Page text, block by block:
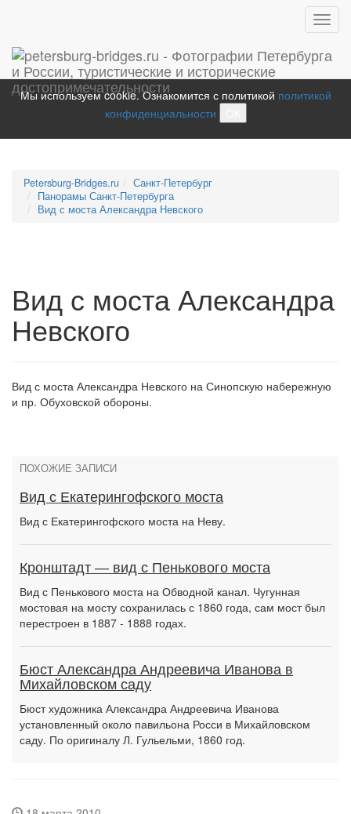
Мы используем cookie. Ознакомится с политикой политикой
конфиденциальности
Petersburg-Bridges.ru
Санкт-Петербург
Панорамы Санкт-Петербурга
Вид с моста Александра Невского
Вид с моста Александра
Невского
Вид с моста Александра Невского на Синопскую набережную
и пр. Обуховской обороны.
ПОХОЖИЕ ЗАПИСИ
Вид с Екатерингофского моста
Вид с Екатерингофского моста на Неву.
Кронштадт — вид с Пенькового моста
Вид с Пенькового моста на Обводной канал. Чугунная
мостовая на мосту сохранилась с 1860 года, сам мост был
перестроен в 1887 - 1888 годах.
Бюст Александра Андреевича Иванова в
Михайловском саду
Бюст художника Александра Андреевича Иванова
установленный около павильона Росси в Михайловском
саду. По оригиналу Л. Гульельми, 1860 год.